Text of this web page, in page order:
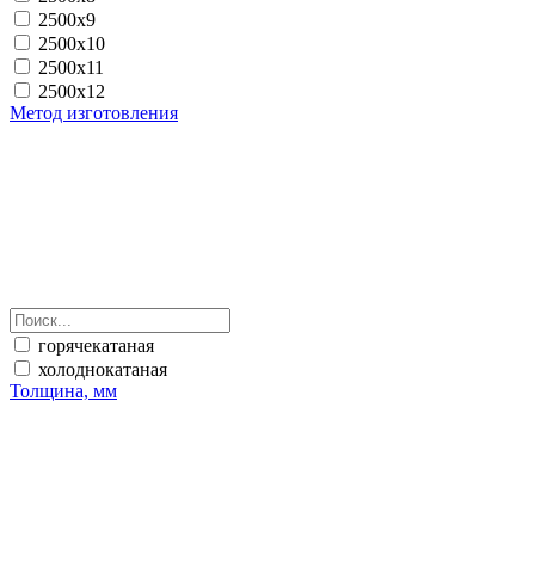
2500х9
2500х10
2500х11
2500х12
Метод изготовления
горячекатаная
холоднокатаная
Толщина, мм